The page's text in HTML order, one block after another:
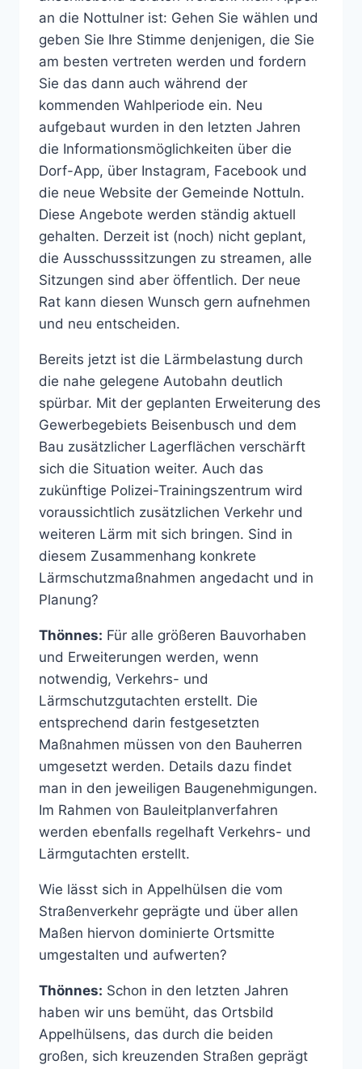
an die Nottulner ist: Gehen Sie wählen und
geben Sie Ihre Stimme denjenigen, die Sie
am besten vertreten werden und fordern
Sie das dann auch während der
kommenden Wahlperiode ein. Neu
aufgebaut wurden in den letzten Jahren
die Informationsmöglichkeiten über die
Dorf-App, über Instagram, Facebook und
die neue Website der Gemeinde Nottuln.
Diese Angebote werden ständig aktuell
gehalten. Derzeit ist (noch) nicht geplant,
die Ausschusssitzungen zu streamen, alle
Sitzungen sind aber öffentlich. Der neue
Rat kann diesen Wunsch gern aufnehmen
und neu entscheiden.
Bereits jetzt ist die Lärmbelastung durch
die nahe gelegene Autobahn deutlich
spürbar. Mit der geplanten Erweiterung des
Gewerbegebiets Beisenbusch und dem
Bau zusätzlicher Lagerflächen verschärft
sich die Situation weiter. Auch das
zukünftige Polizei-Trainingszentrum wird
voraussichtlich zusätzlichen Verkehr und
weiteren Lärm mit sich bringen. Sind in
diesem Zusammenhang konkrete
Lärmschutzmaßnahmen angedacht und in
Planung?
Thönnes: Für alle größeren Bauvorhaben
und Erweiterungen werden, wenn
notwendig, Verkehrs- und
Lärmschutzgutachten erstellt. Die
entsprechend darin festgesetzten
Maßnahmen müssen von den Bauherren
umgesetzt werden. Details dazu findet
man in den jeweiligen Baugenehmigungen.
Im Rahmen von Bauleitplanverfahren
werden ebenfalls regelhaft Verkehrs- und
Lärmgutachten erstellt.
Wie lässt sich in Appelhülsen die vom
Straßenverkehr geprägte und über allen
Maßen hiervon dominierte Ortsmitte
umgestalten und aufwerten?
Thönnes: Schon in den letzten Jahren
haben wir uns bemüht, das Ortsbild
Appelhülsens, das durch die beiden
großen, sich kreuzenden Straßen geprägt